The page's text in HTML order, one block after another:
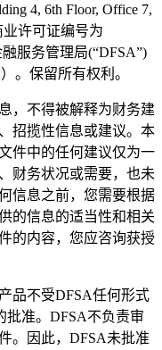
4, 6th Floor, Office 7,
业许可证编号为
服务管理局(“DFSA”)
。保留所有权利。
，不得被解释为财务建
招揽性信息或建议。本
件中的任何建议仅为一
财务状况或需要，也未
信息之前，您需要根据
的信息的适当性和相关
的内容，您应咨询获授
品不受DFSA任何形式
批准。DFSA不负责审
。因此，DFSA未批准